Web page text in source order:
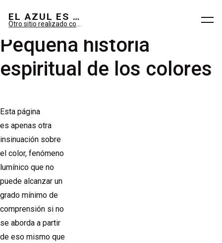
EL AZUL ES SUEÑO; EL VERDE ES IMAGINARIO
Pequeña historia
espiritual de los colores
Esta página
es apenas otra
insinuación sobre
el color, fenómeno
lumínico que no
puede alcanzar un
grado mínimo de
comprensión si no
se aborda a partir
de eso mismo que